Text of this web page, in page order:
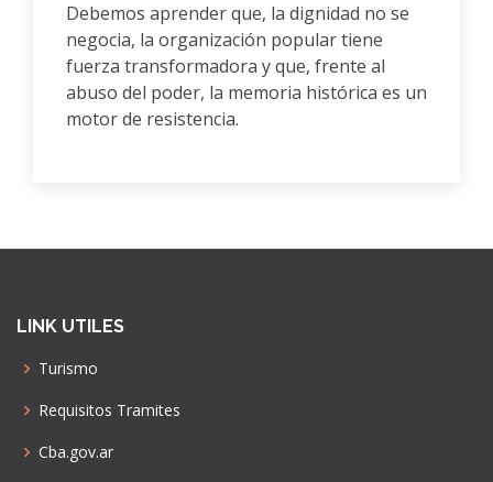
Debemos aprender que, la dignidad no se
negocia, la organización popular tiene
fuerza transformadora y que, frente al
abuso del poder, la memoria histórica es un
motor de resistencia.
LINK UTILES
Turismo
Requisitos Tramites
Cba.gov.ar